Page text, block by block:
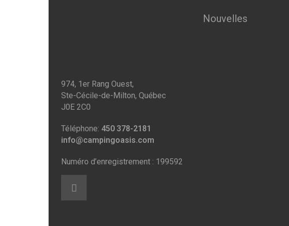
974, 1er Rang Ouest,
Ste-Cécile-de-Milton, Québec
J0E 2C0
Téléphone: 450 378-2181
info@campingoasis.com
Numéro d’enregistrement : 199592
Nouvelles